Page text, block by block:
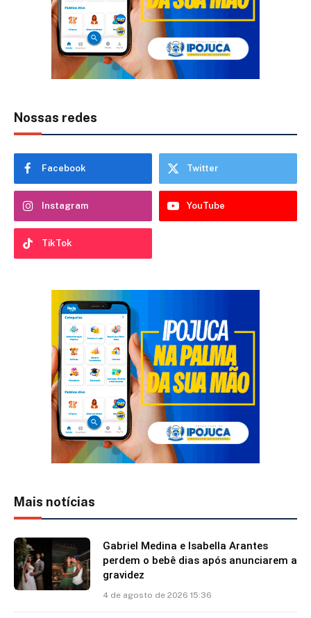
Nossas redes
Facebook Twitter
Instagram YouTube
TikTok
Mais notícias
Gabriel Medina e Isabella Arantes
perdem o bebê dias após anunciarem a
gravidez
4 de agosto de 2026 15:36